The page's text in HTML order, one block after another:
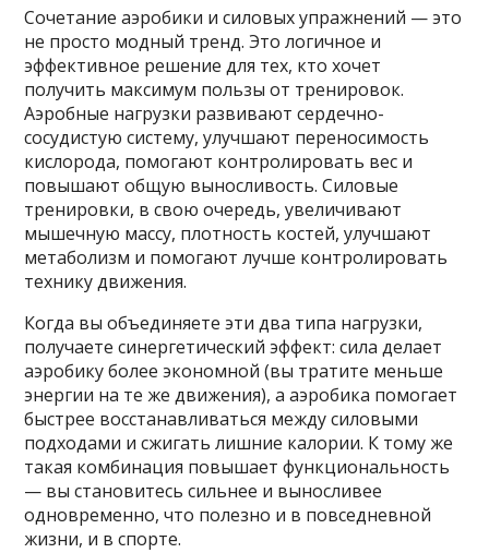
Сочетание аэробики и силовых упражнений — это
не просто модный тренд. Это логичное и
эффективное решение для тех, кто хочет
получить максимум пользы от тренировок.
Аэробные нагрузки развивают сердечно-
сосудистую систему, улучшают переносимость
кислорода, помогают контролировать вес и
повышают общую выносливость. Силовые
тренировки, в свою очередь, увеличивают
мышечную массу, плотность костей, улучшают
метаболизм и помогают лучше контролировать
технику движения.
Когда вы объединяете эти два типа нагрузки,
получаете синергетический эффект: сила делает
аэробику более экономной (вы тратите меньше
энергии на те же движения), а аэробика помогает
быстрее восстанавливаться между силовыми
подходами и сжигать лишние калории. К тому же
такая комбинация повышает функциональность
— вы становитесь сильнее и выносливее
одновременно, что полезно и в повседневной
жизни, и в спорте.